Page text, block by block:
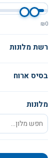
₪0
רשת מלונות
בסיס ארוח
מלונות